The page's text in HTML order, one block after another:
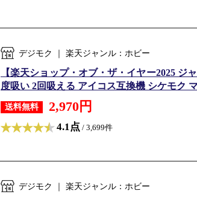
デジモク ｜ 楽天ジャンル：ホビー
【楽天ショップ・オブ・ザ・イヤー2025 ジ
度吸い 2回吸える アイコス互換機 シケモク
送料無料 2,970円
4.1点 / 3,699件
デジモク ｜ 楽天ジャンル：ホビー